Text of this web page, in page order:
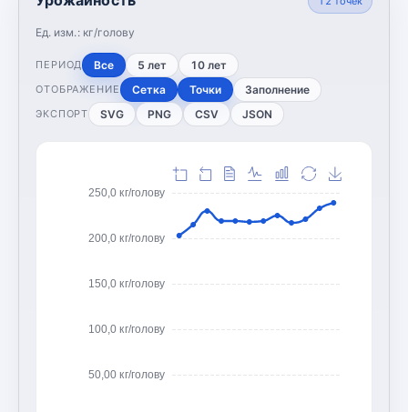
Ед. изм.: кг/голову
ПЕРИОД Все 5 лет 10 лет
ОТОБРАЖЕНИЕ Сетка Точки Заполнение
ЭКСПОРТ SVG PNG CSV JSON
50,00 кг/голову
100,0 кг/голову
150,0 кг/голову
200,0 кг/голову
250,0 кг/голову